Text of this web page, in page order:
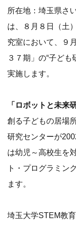
所在地：埼玉県さ
は、８月８日（土
究室において、９
３７期」の“子ど
実施します。
「ロボットと未来
創る子どもの居場
研究センターが
は幼児～高校生を
ト・プログラミン
ます。
埼玉大学STEM教